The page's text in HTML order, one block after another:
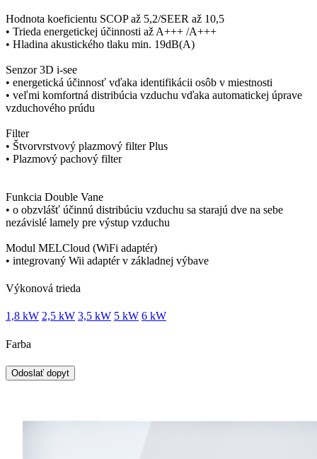
Hodnota koeficientu SCOP až 5,2/SEER až 10,5
• Trieda energetickej účinnosti až A+++ /A+++
• Hladina akustického tlaku min. 19dB(A)
Senzor 3D i-see
• energetická účinnosť vďaka identifikácii osôb v miestnosti
• veľmi komfortná distribúcia vzduchu vďaka automatickej úprave
vzduchového prúdu
Filter
• Štvorvrstvový plazmový filter Plus
• Plazmový pachový filter
Funkcia Double Vane
• o obzvlášť účinnú distribúciu vzduchu sa starajú dve na sebe
nezávislé lamely pre výstup vzduchu
Modul MELCloud (WiFi adaptér)
• integrovaný Wii adaptér v základnej výbave
Výkonová trieda
1,8 kW 2,5 kW 3,5 kW 5 kW 6 kW
Farba
Odoslať dopyt